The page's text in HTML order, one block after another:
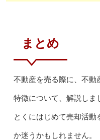
まとめ
不動産を売る際に、不動
特徴について、解説しま
とくにはじめて売却活動
か迷うかもしれません。